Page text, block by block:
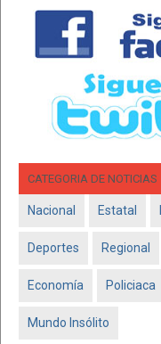
CATEGORIA DE NOTICIAS
Nacional Estatal
Deportes Regional
Economía Policiaca
Mundo Insólito